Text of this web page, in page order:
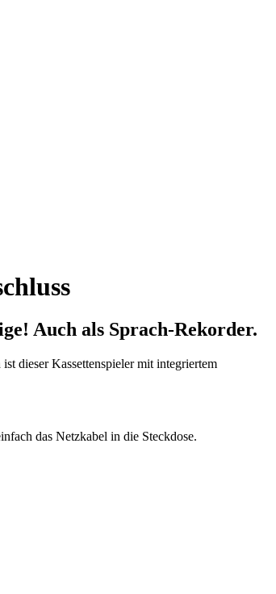
Auch als Sprach-Rekorder.
dieser Kassettenspieler mit integriertem
das Netzkabel in die Steckdose.